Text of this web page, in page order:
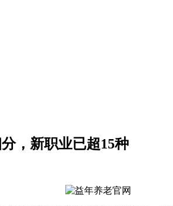
，新职业已超15种